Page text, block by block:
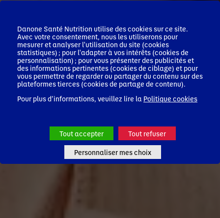
Danone Santé Nutrition utilise des cookies sur ce site.
Avec votre consentement, nous les utiliserons pour
mesurer et analyser l'utilisation du site (cookies
statistiques) ; pour l'adapter à vos intérêts (cookies de
personnalisation) ; pour vous présenter des publicités et
des informations pertinentes (cookies de ciblage) et pour
vous permettre de regarder ou partager du contenu sur des
plateformes tierces (cookies de partage de contenu).
Pour plus d’informations, veuillez lire la Politique cookies
Tout accepter Tout refuser
Personnaliser mes choix